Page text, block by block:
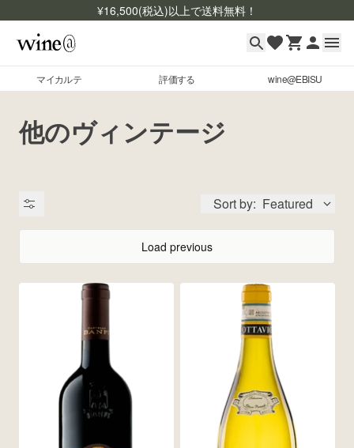
¥16,500(税込)以上で送料無料！
マイカルテ 評価する wine@EBISU
マイカルテ
評価する
商品検索
よくあるご質問
お問い合わせ
他のヴィンテージ
Sort by: Featured
銘柄コード
Load previous